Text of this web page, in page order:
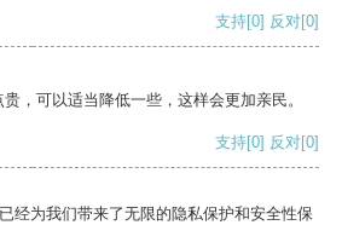
支持[0] 反对[0]
，可以适当降低一些，这样会更加亲民。
支持[0] 反对[0]
经为我们带来了无限的隐私保护和安全性保